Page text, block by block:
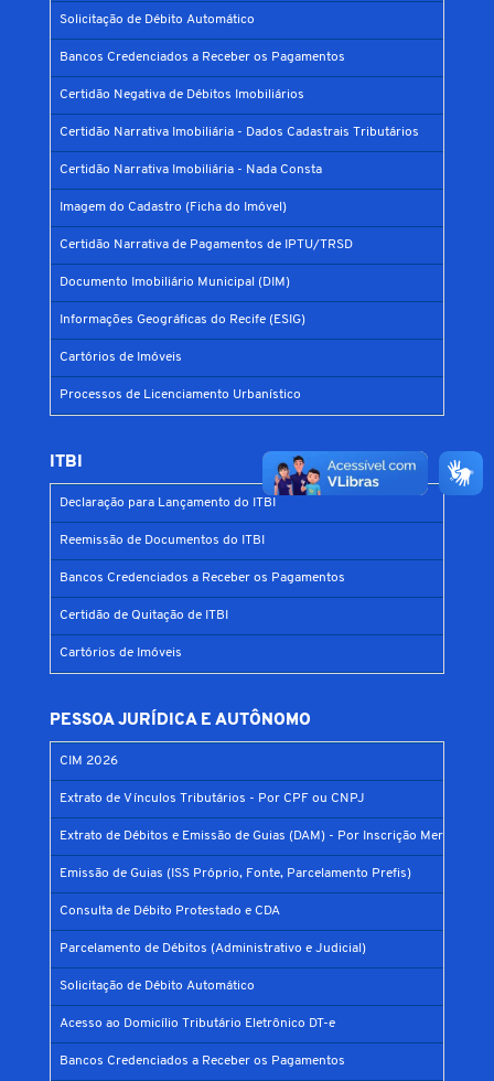
Solicitação de Débito Automático
Bancos Credenciados a Receber os Pagamentos
Certidão Negativa de Débitos Imobiliários
Certidão Narrativa Imobiliária - Dados Cadastrais Tributários
Certidão Narrativa Imobiliária - Nada Consta
Imagem do Cadastro (Ficha do Imóvel)
Certidão Narrativa de Pagamentos de IPTU/TRSD
Documento Imobiliário Municipal (DIM)
Informações Geográficas do Recife (ESIG)
Cartórios de Imóveis
Processos de Licenciamento Urbanístico
ITBI
Declaração para Lançamento do ITBI
Reemissão de Documentos do ITBI
Bancos Credenciados a Receber os Pagamentos
Certidão de Quitação de ITBI
Cartórios de Imóveis
PESSOA JURÍDICA E AUTÔNOMO
CIM 2026
Extrato de Vínculos Tributários - Por CPF ou CNPJ
Extrato de Débitos e Emissão de Guias (DAM) - Por Inscrição Mercantil
Emissão de Guias (ISS Próprio, Fonte, Parcelamento Prefis)
Consulta de Débito Protestado e CDA
Parcelamento de Débitos (Administrativo e Judicial)
Solicitação de Débito Automático
Acesso ao Domicílio Tributário Eletrônico DT-e
Bancos Credenciados a Receber os Pagamentos